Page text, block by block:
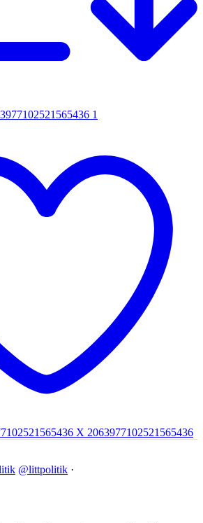
1
X 2063977102521565436
@littpolitik ·